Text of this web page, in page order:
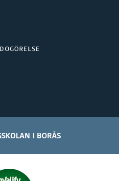
I BORÅS